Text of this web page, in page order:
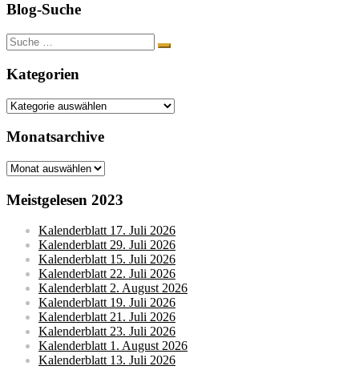
Blog-Suche
Suche
nach:
Kategorien
Kategorien
Monatsarchive
Monatsarchive
Meistgelesen 2023
Kalenderblatt 17. Juli 2026
Kalenderblatt 29. Juli 2026
Kalenderblatt 15. Juli 2026
Kalenderblatt 22. Juli 2026
Kalenderblatt 2. August 2026
Kalenderblatt 19. Juli 2026
Kalenderblatt 21. Juli 2026
Kalenderblatt 23. Juli 2026
Kalenderblatt 1. August 2026
Kalenderblatt 13. Juli 2026